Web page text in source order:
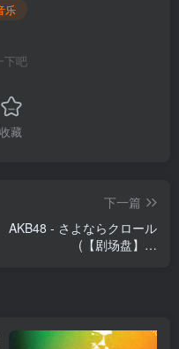
乐
下吧
收藏
下一篇
AKB48 - さよならクロール
(【剧场盘】) -